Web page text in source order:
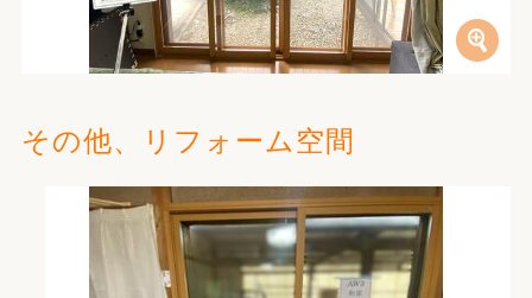
その他、リフォーム空間